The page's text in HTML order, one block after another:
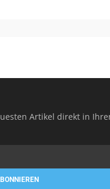
Artikel direkt in